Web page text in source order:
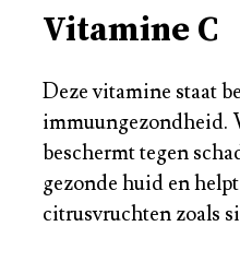
Vitamine C
Deze vitamine staat
immuungezondheid.
beschermt tegen
gezonde huid en
citrusvruchten zoals